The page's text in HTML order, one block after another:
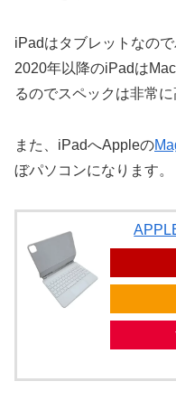
iPadはタブレットなの
2020年以降のiPadは
るのでスペックは非常に
また、iPadへAppleの
ぼパソコンになります。